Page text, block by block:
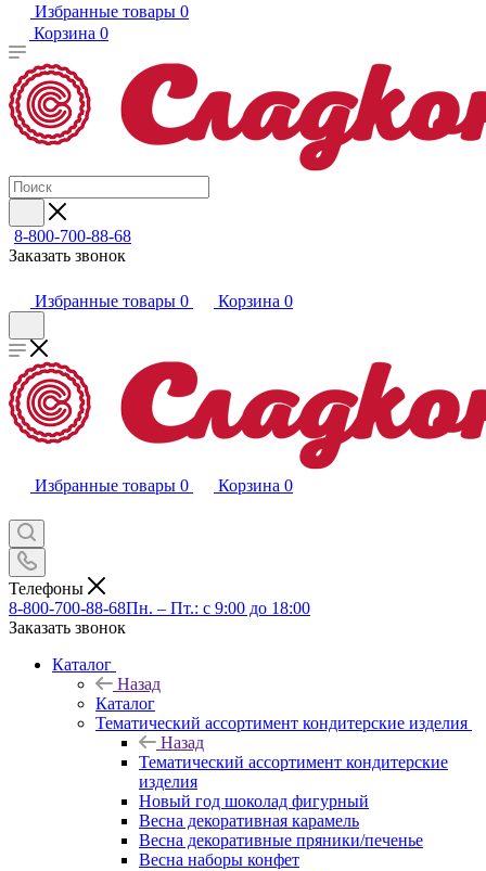
Избранные товары 0
Корзина 0
8-800-700-88-68
Заказать звонок
Избранные товары 0 Корзина 0
Избранные товары 0 Корзина 0
Телефоны
8-800-700-88-68Пн. – Пт.: с 9:00 до 18:00
Заказать звонок
Каталог
Назад
Каталог
Тематический ассортимент кондитерские изделия
Назад
Тематический ассортимент кондитерские
изделия
Новый год шоколад фигурный
Весна декоративная карамель
Весна декоративные пряники/печенье
Весна наборы конфет